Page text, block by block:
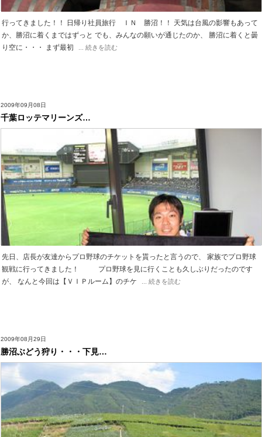
行ってきました！！ 日帰り社員旅行 ＩＮ 勝沼！！ 天気は台風の影響もあって
か、勝沼に着くまではずっと でも、みんなの願いが通じたのか、 勝沼に着くと曇
り空に・・・ まず最初
... 続きを読む
2009年09月08日
千葉ロッテマリーンズ…
先日、店長が友達からプロ野球のチケットを貰ったと言うので、 家族でプロ野球
観戦に行ってきました！ プロ野球を見に行くことも久しぶりだったのです
が、 なんと今回は【ＶＩＰルーム】のチケ
... 続きを読む
2009年08月29日
勝沼ぶどう狩り・・・下見…